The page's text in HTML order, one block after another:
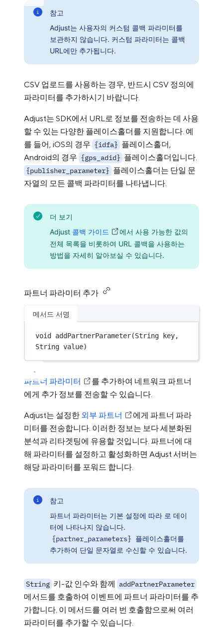
참고
Adjust는 사용자의 커스텀 콜백 파라미터를
보관하지 않습니다. 커스텀 파라미터는 콜백
URL에만 추가됩니다.
CSV 업로드를 사용하는 경우, 반드시 CSV 정의에
파라미터를 추가하시기 바랍니다.
Adjust는 SDK에서 URL로 정보를 전송하는 데 사용
할 수 있는 다양한 플레이스홀더를 지원합니다. 예
를 들어, iOS의 경우 {idfa} 플레이스홀더,
Android의 경우 {gps_adid} 플레이스홀더입니다.
{publisher_parameter} 플레이스홀더는 단일 문
자열의 모든 콜백 파라미터를 나타냅니다.
더 보기
Adjust 콜백 가이드
에서 사용 가능한 값의
전체 목록을 비롯하여 URL 콜백을 사용하는
방법을 자세히 알아보실 수 있습니다.
파트너 파라미터 추가
메서드 서명
void addPartnerParameter(String
String value)
파트너 파라미터
를 추가하여 네트워크 파트너
에게 추가 정보를 전송할 수 있습니다.
Adjust는 설정한 외부 파트너
에게 파트너 파라
미터를 전송합니다. 이러한 정보는 보다 세분화된
분석과 리타겟팅에 유용할 것입니다. 파트너에 대
해 파라미터를 설정하고 활성화하면 Adjust 서버는
해당 파라미터를 포워드 합니다.
참고
파트너 파라미터는 기본 설정에 따라 로 데이
터에 나타나지 않습니다.
{partner_parameters} 플레이스홀더를
추가하여 단일 문자열로 수신할 수 있습니다.
String 키-값 인수와 함께 addPartnerParameter
메서드를 호출하여 이벤트에 파트너 파라미터를 추
가합니다. 이 메서드를 여러 번 호출함으로써 여러
파라미터를 추가할 수 있습니다.